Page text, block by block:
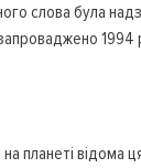
слова була
1994
планеті відома